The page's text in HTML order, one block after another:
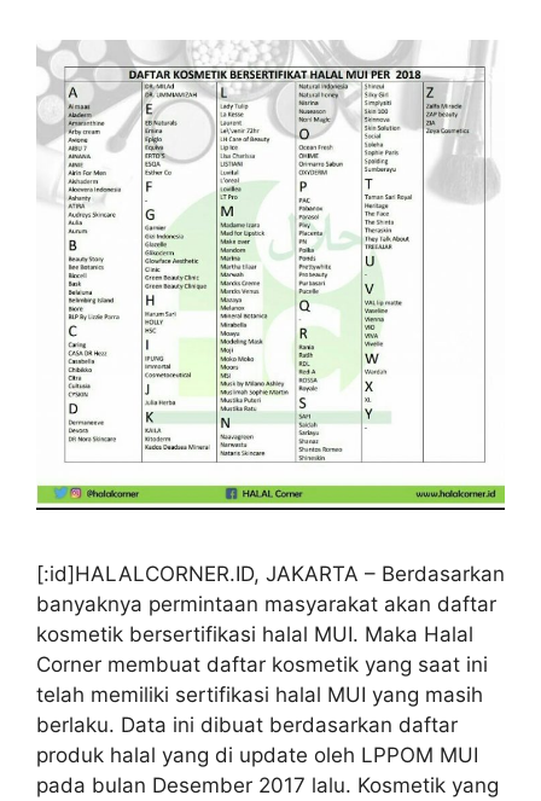
[:id]HALALCORNER.ID, JAKARTA – Berdasarkan
banyaknya permintaan masyarakat akan daftar
kosmetik bersertifikasi halal MUI. Maka Halal
Corner membuat daftar kosmetik yang saat ini
telah memiliki sertifikasi halal MUI yang masih
berlaku. Data ini dibuat berdasarkan daftar
produk halal yang di update oleh LPPOM MUI
pada bulan Desember 2017 lalu. Kosmetik yang